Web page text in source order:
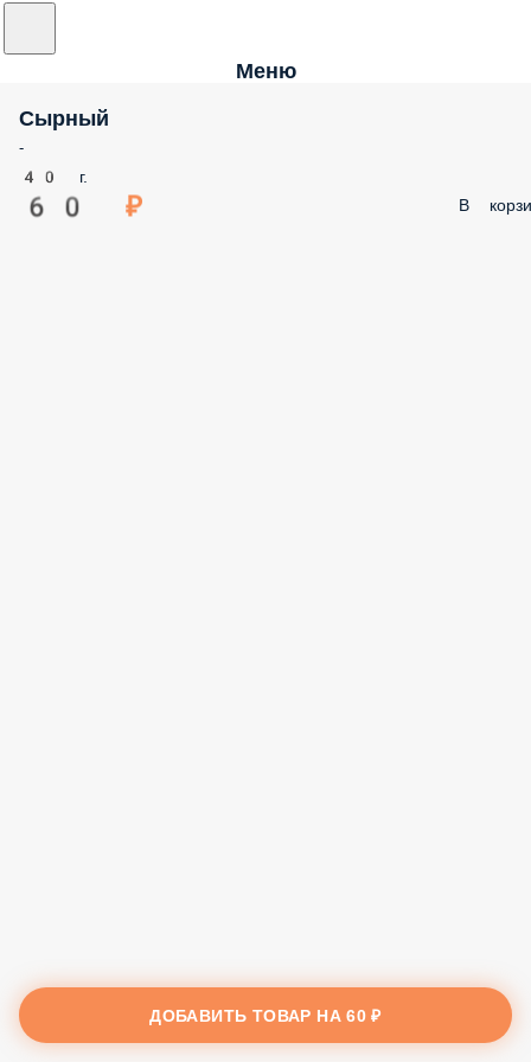
Меню
Сырный
-
40 г.
60 ₽ В
ДОБАВИТЬ ТОВАР НА60 ₽